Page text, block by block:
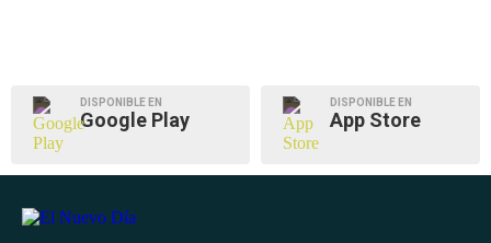
DISPONIBLE EN
Google Play
DISPONIBLE EN
App Store